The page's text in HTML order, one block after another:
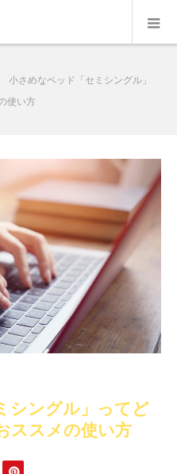
小さめなベッド「セミシングル」
使い方
シングル」ってど
ススメの使い方